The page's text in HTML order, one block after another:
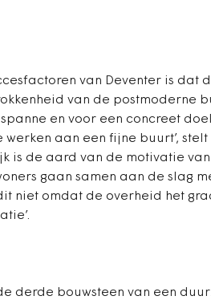
van Deventer is dat
van de postmoderne
en voor een concreet
aan een fijne buurt’,
is de aard van de motivatie
gaan samen aan de slag
niet omdat de overheid het
derde bouwsteen van een